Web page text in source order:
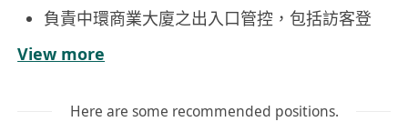
負責中環商業大廈之出入口管控，包括訪客登
序與安全規範。
堂、電梯廳、停車場、機房及樓層通道等），記
View more
Here are some recommended positions.